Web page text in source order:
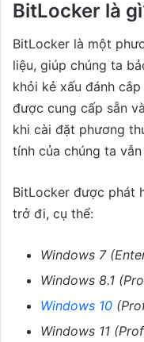
BitLocker là
BitLocker là một
liệu, giúp chúng ta
khỏi kẻ xấu đánh
được cung cấp sẵn
khi cài đặt phương
tính của chúng ta
BitLocker được phát
trở đi, cụ thể:
Windows 7
Windows 8.1
Windows 10
Windows 11